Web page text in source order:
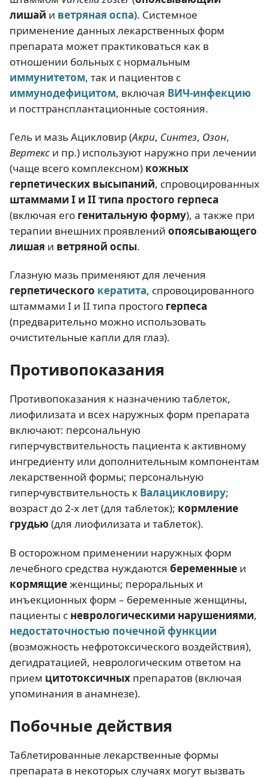
лишай и ветряная оспа). Системное
применение данных лекарственных форм
препарата может практиковаться как в
отношении больных с нормальным
иммунитетом, так и пациентов с
иммунодефицитом, включая ВИЧ-инфекцию
и посттрансплантационные состояния.
Гель и мазь Ацикловир (Акри, Синтез, Озон,
Вертекс и пр.) используют наружно при лечении
(чаще всего комплексном) кожных
герпетических высыпаний, спровоцированных
штаммами I и II типа простого герпеса
(включая его генитальную форму), а также при
терапии внешних проявлений опоясывающего
лишая и ветряной оспы.
Глазную мазь применяют для лечения
герпетического кератита, спровоцированного
штаммами I и II типа простого герпеса
(предварительно можно использовать
очистительные капли для глаз).
Противопоказания
Противопоказания к назначению таблеток,
лиофилизата и всех наружных форм препарата
включают: персональную
гиперчувствительность пациента к активному
ингредиенту или дополнительным компонентам
лекарственной формы; персональную
гиперчувствительность к Валацикловиру;
возраст до 2-х лет (для таблеток); кормление
грудью(для лиофилизата и таблеток).
В осторожном применении наружных форм
лечебного средства нуждаются беременные и
кормящиеженщины; пероральных и
инъекционных форм – беременные женщины,
пациенты с неврологическими нарушениями,
недостаточностью почечной функции
(возможность нефротоксического воздействия),
дегидратацией, неврологическим ответом на
прием цитотоксичных препаратов (включая
упоминания в анамнезе).
Побочные действия
Таблетированные лекарственные формы
препарата в некоторых случаях могут вызвать